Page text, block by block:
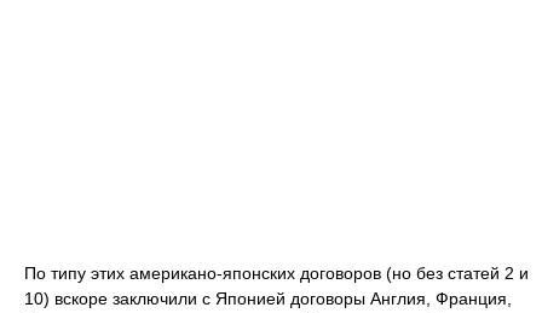
По типу этих американо-японских договоров (но без статей 2 и
10) вскоре заключили с Японией договоры Англия, Франция,